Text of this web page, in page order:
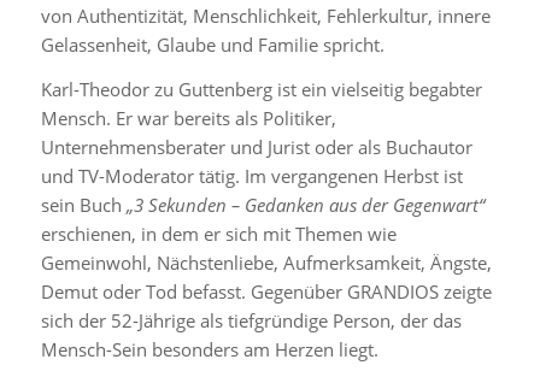
von Authentizität, Menschlichkeit, Fehlerkultur, innere
Gelassenheit, Glaube und Familie spricht.
Karl-Theodor zu Guttenberg ist ein vielseitig begabter
Mensch. Er war bereits als Politiker,
Unternehmensberater und Jurist oder als Buchautor
und TV-Moderator tätig. Im vergangenen Herbst ist
sein Buch „3 Sekunden – Gedanken aus der Gegenwart“
erschienen, in dem er sich mit Themen wie
Gemeinwohl, Nächstenliebe, Aufmerksamkeit, Ängste,
Demut oder Tod befasst. Gegenüber GRANDIOS zeigte
sich der 52-Jährige als tiefgründige Person, der das
Mensch-Sein besonders am Herzen liegt.